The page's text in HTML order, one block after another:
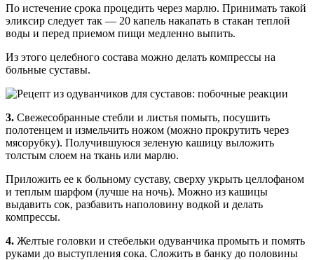
По истечение срока процедить через марлю. Принимать такой
эликсир следует так — 20 капель накапать в стакан теплой
воды и перед приемом пищи медленно выпить.
Из этого целебного состава можно делать компрессы на
больные суставы.
3. Свежесобранные стебли и листья помыть, посушить
полотенцем и измельчить ножом (можно прокрутить через
мясорубку). Получившуюся зеленую кашицу выложить
толстым слоем на ткань или марлю.
Приложить ее к больному суставу, сверху укрыть целлофаном
и теплым шарфом (лучше на ночь). Можно из кашицы
выдавить сок, разбавить наполовину водкой и делать
компрессы.
4. Желтые головки и стебельки одуванчика промыть и помять
руками до выступления сока. Сложить в банку до половины